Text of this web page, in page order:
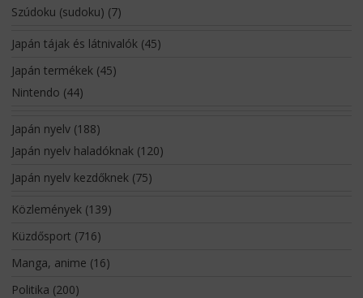
Szúdoku (sudoku) (7)
Japán tájak és látnivalók(45)
Japán termékek(45)
Nintendo (44)
Japán nyelv(188)
Japán nyelv haladóknak(120)
Japán nyelv kezdőknek(75)
Közlemények(139)
Küzdősport (716)
Manga, anime (16)
Politika (200)